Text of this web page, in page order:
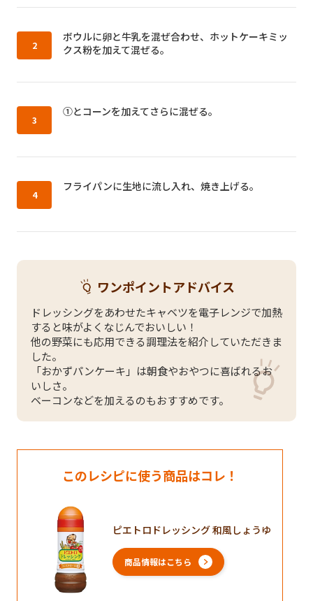
作り方2：
ボウルに卵と牛乳を混ぜ合わせ、ホットケーキミッ
クス粉を加えて混ぜる。
作り方3：
①とコーンを加えてさらに混ぜる。
作り方4：
フライパンに生地に流し入れ、焼き上げる。
ワンポイントアドバイス
ドレッシングをあわせたキャベツを電子レンジで加熱
すると味がよくなじんでおいしい！
他の野菜にも応用できる調理法を紹介していただきま
した。
「おかずパンケーキ」は朝食やおやつに喜ばれるお
いしさ。
ベーコンなどを加えるのもおすすめです。
このレシピに使う商品はコレ！
ピエトロドレッシング 和風しょうゆ
商品情報はこちら